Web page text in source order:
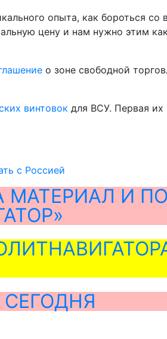
опыта, как бороться
цену и нам нужно этим
о зоне свободной
винтовок для ВСУ. Первая их
с Россией
МАТЕРИАЛ И